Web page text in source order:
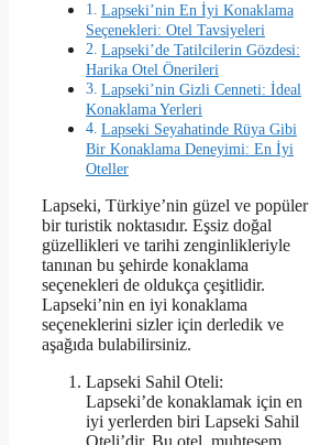
Lapseki’nin En İyi Konaklama
Seçenekleri: Otel Tavsiyeleri
Lapseki’de Tatilcilerin Gözdesi:
Harika Otel Önerileri
Lapseki’nin Gizli Cenneti: İdeal
Konaklama Yerleri
Lapseki Seyahatinde Rüya Gibi
Bir Konaklama Deneyimi: En İyi
Oteller
Lapseki, Türkiye’nin güzel ve popüler
bir turistik noktasıdır. Eşsiz doğal
güzellikleri ve tarihi zenginlikleriyle
tanınan bu şehirde konaklama
seçenekleri de oldukça çeşitlidir.
Lapseki’nin en iyi konaklama
seçeneklerini sizler için derledik ve
aşağıda bulabilirsiniz.
Lapseki Sahil Oteli:
Lapseki’de konaklamak için en
iyi yerlerden biri Lapseki Sahil